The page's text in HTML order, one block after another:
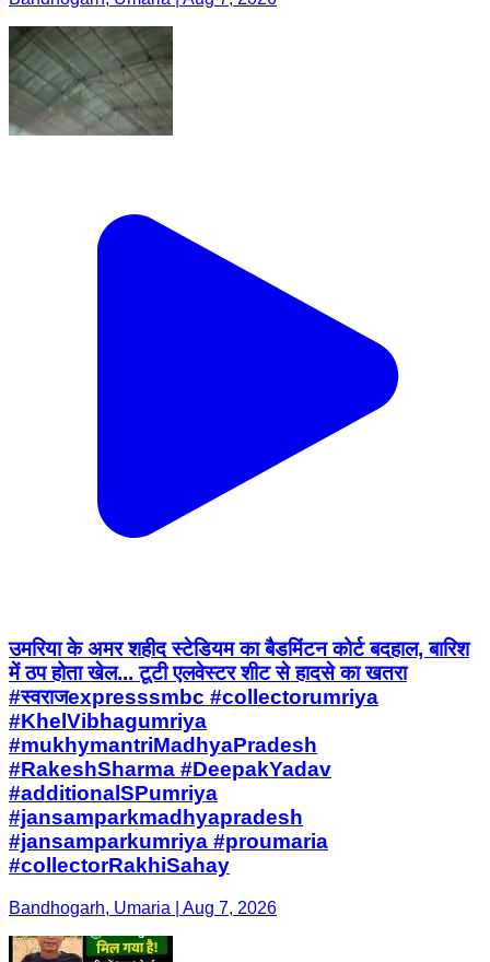
उमरिया के अमर शहीद स्टेडियम का बैडमिंटन कोर्ट बदहाल, बारिश
में ठप होता खेल... टूटी एलवेस्टर शीट से हादसे का खतरा
#स्वराजexpresssmbc #collectorumriya
#KhelVibhagumriya
#mukhymantriMadhyaPradesh
#RakeshSharma #DeepakYadav
#additionalSPumriya
#jansamparkmadhyapradesh
#jansamparkumriya #proumaria
#collectorRakhiSahay
Bandhogarh, Umaria | Aug 7, 2026